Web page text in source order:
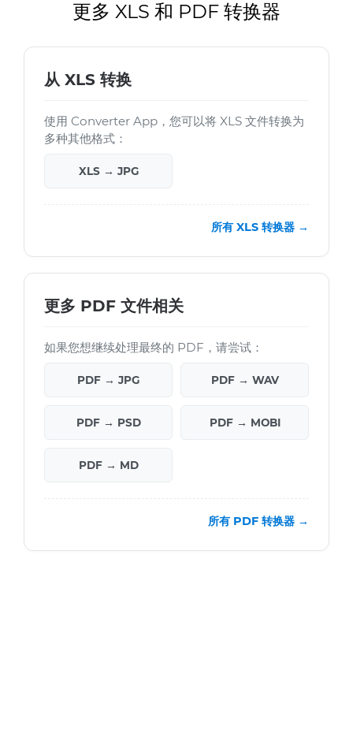
更多 XLS 和 PDF 转换器
从 XLS 转换
使用 Converter App，您可以将 XLS 文件转换为
多种其他格式：
XLS → JPG
所有 XLS 转换器 →
更多 PDF 文件相关
如果您想继续处理最终的 PDF，请尝试：
PDF → JPG PDF → WAV
PDF → PSD PDF → MOBI
PDF → MD
所有 PDF 转换器 →